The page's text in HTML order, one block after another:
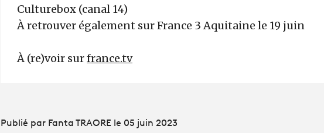
Culturebox (canal 14)
À retrouver également sur France 3 Aquitaine le 19 juin
À (re)voir surfrance.tv
Publié par Fanta TRAORE le 05 juin 2023